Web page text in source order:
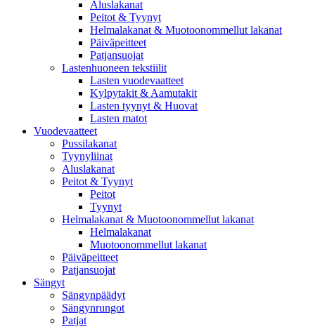
Aluslakanat
Peitot & Tyynyt
Helmalakanat & Muotoonommellut lakanat
Päiväpeitteet
Patjansuojat
Lastenhuoneen tekstiilit
Lasten vuodevaatteet
Kylpytakit & Aamutakit
Lasten tyynyt & Huovat
Lasten matot
Vuodevaatteet
Pussilakanat
Tyynyliinat
Aluslakanat
Peitot & Tyynyt
Peitot
Tyynyt
Helmalakanat & Muotoonommellut lakanat
Helmalakanat
Muotoonommellut lakanat
Päiväpeitteet
Patjansuojat
Sängyt
Sängynpäädyt
Sängynrungot
Patjat